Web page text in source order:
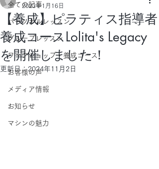
全ての記事
パーソナルレッスン
グループレッスン
ワークショップ・養成コース
お客様の声
メディア情報
お知らせ
マシンの魅力
【養成】ピラティス指導者
養成コースLolita's Legacy
を開催しました！
2023年1月16日
更新日：2024年11月2日